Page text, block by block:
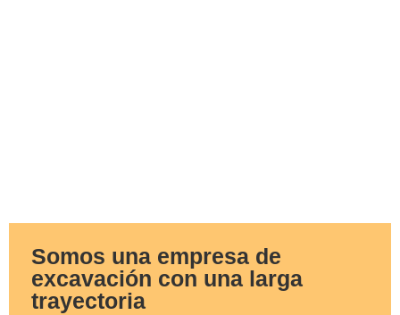
Somos una empresa de
excavación con una larga
trayectoria